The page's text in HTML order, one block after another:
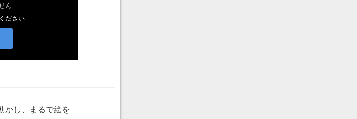
かし、まるで絵を